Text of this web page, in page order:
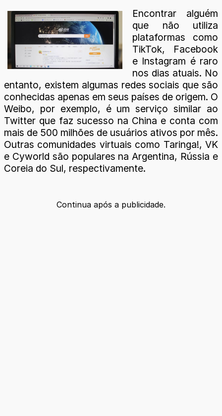
Encontrar alguém
que não utiliza
plataformas como
TikTok, Facebook
e Instagram é raro
nos dias atuais. No
entanto, existem algumas redes sociais que são
conhecidas apenas em seus países de origem. O
Weibo, por exemplo, é um serviço similar ao
Twitter que faz sucesso na China e conta com
mais de 500 milhões de usuários ativos por mês.
Outras comunidades virtuais como Taringa!, VK
e Cyworld são populares na Argentina, Rússia e
Coreia do Sul, respectivamente.
Continua após a publicidade.